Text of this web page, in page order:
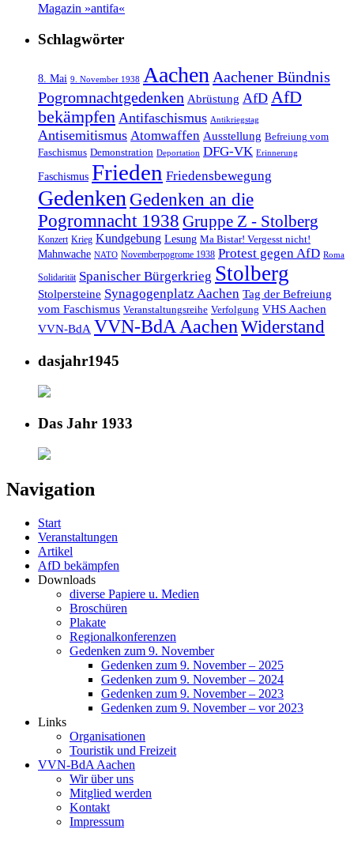
Magazin »antifa«
Schlagwörter
8. Mai 9. November 1938 Aachen Aachener Bündnis
Pogromnachtgedenken Abrüstung AfD AfD
bekämpfen Antifaschismus Antikriegstag
Antisemitismus Atomwaffen Ausstellung Befreiung vom
Faschismus Demonstration Deportation DFG-VK Erinnerung
Faschismus Frieden Friedensbewegung
Gedenken Gedenken an die
Pogromnacht 1938 Gruppe Z - Stolberg
Konzert Krieg Kundgebung Lesung Ma Bistar! Vergesst nicht!
Mahnwache NATO Novemberpogrome 1938 Protest gegen AfD Roma
Solidarität Spanischer Bürgerkrieg Stolberg
Stolpersteine Synagogenplatz Aachen Tag der Befreiung
vom Faschismus Veranstaltungsreihe Verfolgung VHS Aachen
VVN-BdA VVN-BdA AachenWiderstand
dasjahr1945
Das Jahr 1933
Navigation
Start
Veranstaltungen
Artikel
AfD bekämpfen
Downloads
diverse Papiere u. Medien
Broschüren
Plakate
Regionalkonferenzen
Gedenken zum 9. November
Gedenken zum 9. November – 2025
Gedenken zum 9. November – 2024
Gedenken zum 9. November – 2023
Gedenken zum 9. November – vor 2023
Links
Organisationen
Touristik und Freizeit
VVN-BdA Aachen
Wir über uns
Mitglied werden
Kontakt
Impressum